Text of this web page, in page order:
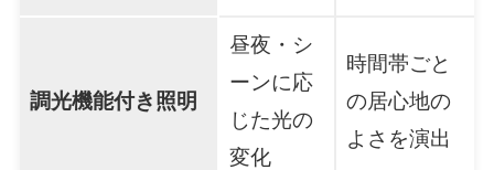
調光機能付き照明
昼夜・シ
ーンに応
じた光の
変化
時間帯ごと
の居心地の
よさを演出